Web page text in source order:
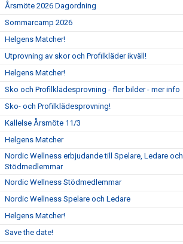
Årsmöte 2026 Dagordning
Sommarcamp 2026
Helgens Matcher!
Utprovning av skor och Profilkläder ikväll!
Helgens Matcher!
Sko och Profilklädesprovning - fler bilder - mer info
Sko- och Profilklädesprovning!
Kallelse Årsmöte 11/3
Helgens Matcher
Nordic Wellness erbjudande till Spelare, Ledare och
Stödmedlemmar
Nordic Wellness Stödmedlemmar
Nordic Wellness Spelare och Ledare
Helgens Matcher!
Save the date!